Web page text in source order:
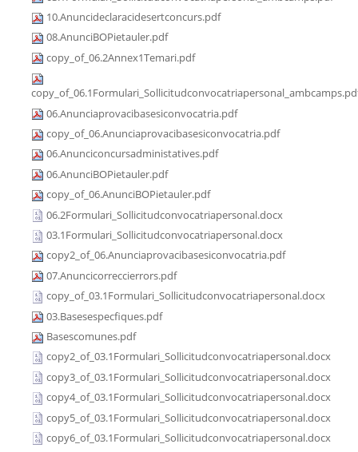
10.Anuncideclaracidesertconcurs.pdf
08.AnunciBOPietauler.pdf
copy_of_06.2Annex1Temari.pdf
06.Anunciaprovacibasesiconvocatria.pdf
copy_of_06.Anunciaprovacibasesiconvocatria.pdf
06.Anunciconcursadministatives.pdf
06.AnunciBOPietauler.pdf
copy_of_06.AnunciBOPietauler.pdf
06.2Formulari_Sollicitudconvocatriapersonal.docx
03.1Formulari_Sollicitudconvocatriapersonal.docx
copy2_of_06.Anunciaprovacibasesiconvocatria.pdf
07.Anuncicorreccierrors.pdf
copy_of_03.1Formulari_Sollicitudconvocatriapersonal.docx
03.Basesespecfiques.pdf
Basescomunes.pdf
copy2_of_03.1Formulari_Sollicitudconvocatriapersonal.docx
copy3_of_03.1Formulari_Sollicitudconvocatriapersonal.docx
copy4_of_03.1Formulari_Sollicitudconvocatriapersonal.docx
copy5_of_03.1Formulari_Sollicitudconvocatriapersonal.docx
copy6_of_03.1Formulari_Sollicitudconvocatriapersonal.docx